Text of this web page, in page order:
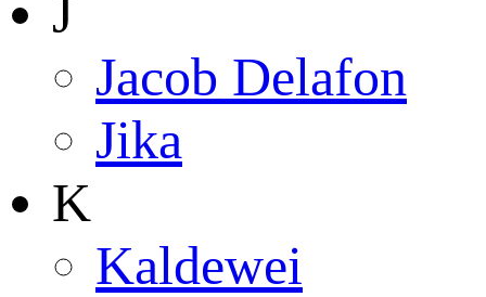
J
Jacob Delafon
Jika
K
Kaldewei